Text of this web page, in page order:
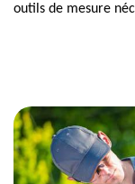
outils de mesure